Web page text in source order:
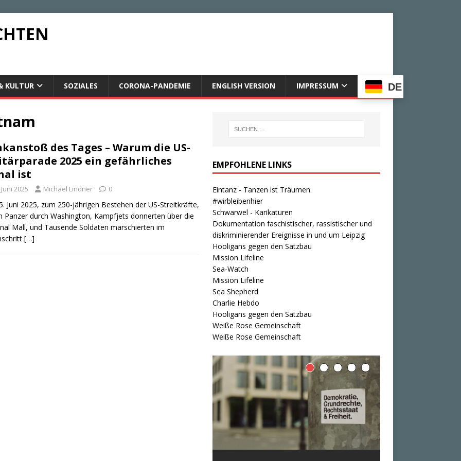
KULTUR SOZIALES CORONA-PANDEMIE ENGLISH VERSION IMPRESSUM DE
des Tages – Warum die US-
2025 ein gefährliches
ist
Juni 2025 Michael Lindner 0
Juni 2025, zum 250-jährigen Bestehen der US-Streitkräfte,
Panzer durch Washington, Kampfjets donnerten über die
Mall, und Tausende Soldaten marschierten im
[…]
EMPFOHLENE LINKS
Eintanz - Tanzen ist Träumen
#wirbleibenhier
Schwarwel - Karikaturen
Dokumentation faschistischer, rassistischer und
diskriminierender Ereignisse in und um Leipzig
Hooligans gegen den Satzbau
Mission Lifeline
Sea-Watch
Mission Lifeline
Sea Shepherd
Charlie Hebdo
Hooligans gegen den Satzbau
Weiße Rose Gemeinschaft
Weiße Rose Gemeinschaft